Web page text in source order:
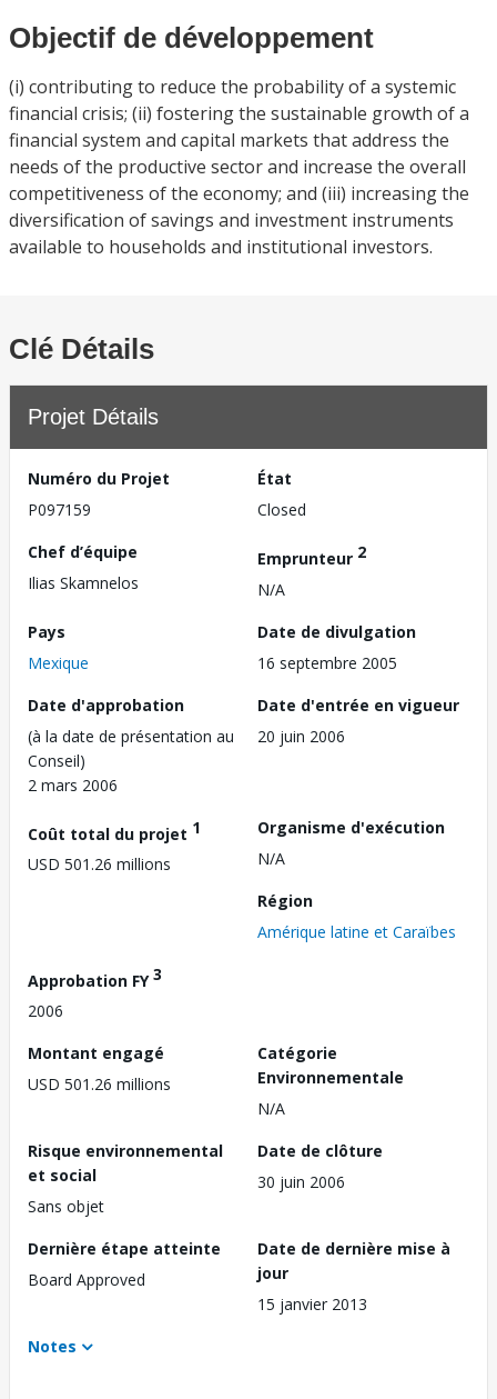
Objectif de développement
(i) contributing to reduce the probability of a systemic
financial crisis; (ii) fostering the sustainable growth of a
financial system and capital markets that address the
needs of the productive sector and increase the overall
competitiveness of the economy; and (iii) increasing the
diversification of savings and investment instruments
available to households and institutional investors.
Clé Détails
Projet Détails
Numéro du Projet
P097159
État
Closed
Chef d’équipe
Ilias Skamnelos
Emprunteur 2
N/A
Pays
Mexique
Date de divulgation
16 septembre 2005
Date d'approbation
(à la date de présentation au
Conseil)
2 mars 2006
Date d'entrée en vigueur
20 juin 2006
Coût total du projet 1
USD 501.26 millions
Organisme d'exécution
N/A
Région
Amérique latine et Caraïbes
Approbation FY3
2006
Montant engagé
USD 501.26 millions
Catégorie
Environnementale
N/A
Risque environnemental
et social
Sans objet
Date de clôture
30 juin 2006
Dernière étape atteinte
Board Approved
Date de dernière mise à
jour
15 janvier 2013
Notes